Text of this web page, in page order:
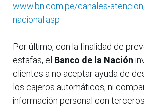
www.bn.com.pe/canales-
nacional.asp
Por último, con la finalidad de
estafas, el Banco de la Nación
clientes a no aceptar ayuda de
los cajeros automáticos, ni
información personal con terceros.